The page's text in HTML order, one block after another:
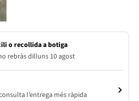
o recollida a botiga
rebràs dilluns 10 agost
l’entrega més ràpida